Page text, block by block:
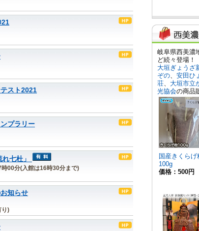
スト2021
プラリー
七杜」
00分(入館は16時30分まで)
知らせ
り)